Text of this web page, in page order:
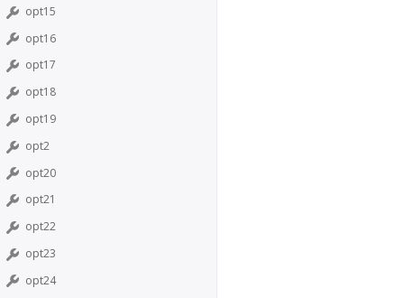
opt15
opt16
opt17
opt18
opt19
opt2
opt20
opt21
opt22
opt23
opt24